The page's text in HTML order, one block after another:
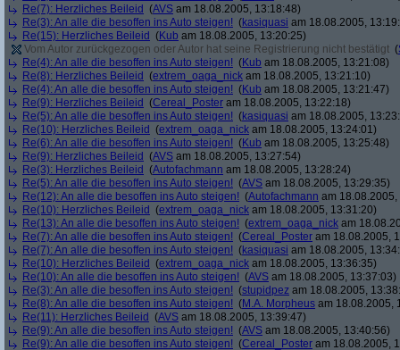
Re(7): Herzliches Beileid (AVS am 18.08.2005, 13:18:48)
Re(3): An alle die besoffen ins Auto steigen! (kasiquasi am 18.08.2005,
Re(15): Herzliches Beileid (Kub am 18.08.2005, 13:20:25)
Vom Autor zurückgezogen oder Autor hat seine Registrierung nicht bestätigt (
Re(4): An alle die besoffen ins Auto steigen! (Kub am 18.08.2005, 13:21:08)
Re(8): Herzliches Beileid (extrem_oaga_nick am 18.08.2005, 13:21:10)
Re(4): An alle die besoffen ins Auto steigen! (Kub am 18.08.2005, 13:21:47)
Re(9): Herzliches Beileid (Cereal_Poster am 18.08.2005, 13:22:18)
Re(5): An alle die besoffen ins Auto steigen! (kasiquasi am 18.08.2005,
Re(10): Herzliches Beileid (extrem_oaga_nick am 18.08.2005, 13:24:01)
Re(6): An alle die besoffen ins Auto steigen! (Kub am 18.08.2005, 13:25:48)
Re(9): Herzliches Beileid (AVS am 18.08.2005, 13:27:54)
Re(3): Herzliches Beileid (Autofachmann am 18.08.2005, 13:28:24)
Re(5): An alle die besoffen ins Auto steigen! (AVS am 18.08.2005, 13:29:35)
Re(12): An alle die besoffen ins Auto steigen! (Autofachmann am
Re(10): Herzliches Beileid (extrem_oaga_nick am 18.08.2005, 13:31:20)
Re(13): An alle die besoffen ins Auto steigen! (extrem_oaga_nick am
Re(7): An alle die besoffen ins Auto steigen! (Cereal_Poster am 18.08.2005,
Re(7): An alle die besoffen ins Auto steigen! (kasiquasi am 18.08.2005,
Re(10): Herzliches Beileid (extrem_oaga_nick am 18.08.2005, 13:36:35)
Re(10): An alle die besoffen ins Auto steigen! (AVS am 18.08.2005, 13:37:03)
Re(3): An alle die besoffen ins Auto steigen! (stupidpez am 18.08.2005,
Re(8): An alle die besoffen ins Auto steigen! (M.A. Morpheus am 18.08.2005,
Re(11): Herzliches Beileid (AVS am 18.08.2005, 13:39:47)
Re(9): An alle die besoffen ins Auto steigen! (AVS am 18.08.2005, 13:40:56)
Re(9): An alle die besoffen ins Auto steigen! (Cereal_Poster am 18.08.2005,